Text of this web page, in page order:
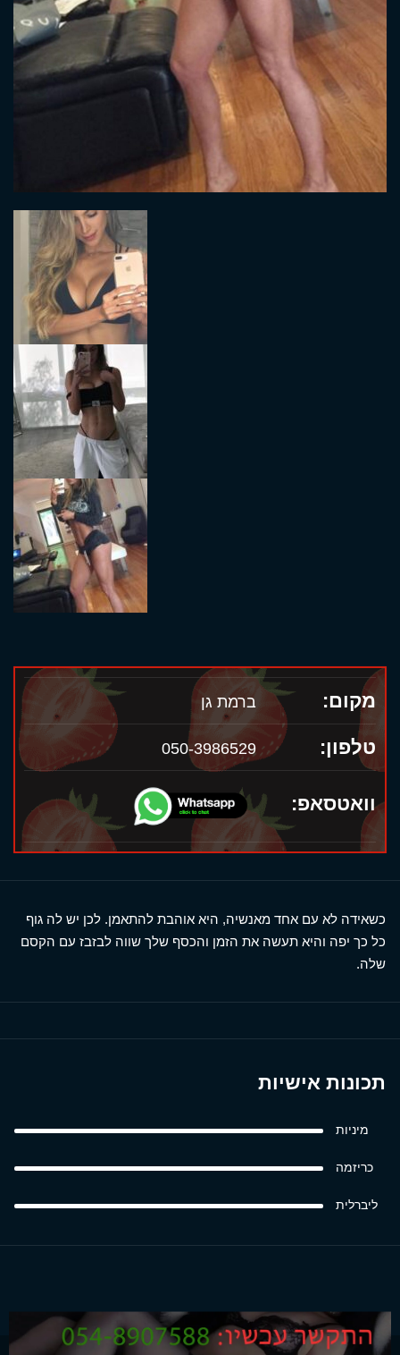
מקום: ברמת גן
טלפון: 050-3986529
וואטסאפ:
כשאידה לא עם אחד מאנשיה, היא אוהבת להתאמן. לכן יש לה גוף
כל כך יפה והיא תעשה את הזמן והכסף שלך שווה לבזבז עם הקסם
שלה.
תכונות אישיות
מיניות
כריזמה
ליברלית